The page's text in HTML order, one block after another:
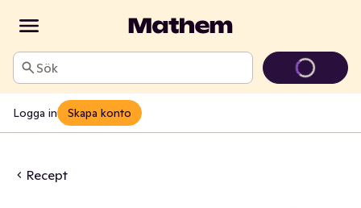
Sök
Logga in Skapa konto
Recept